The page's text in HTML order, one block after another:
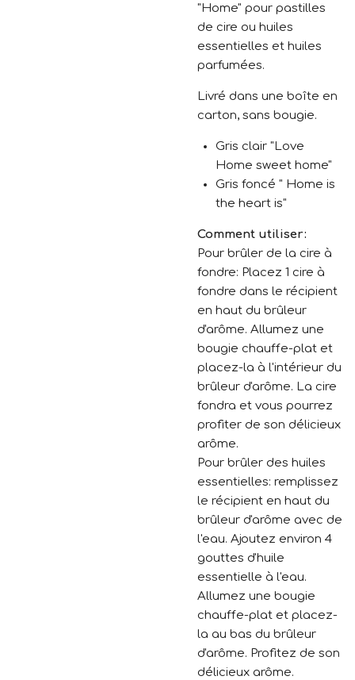
"Home" pour pastilles
de cire ou huiles
essentielles et huiles
parfumées.
Livré dans une boîte en
carton, sans bougie.
Gris clair "Love
Home sweet home"
Gris foncé " Home is
the heart is"
Comment utiliser:
Pour brûler de la cire à
fondre: Placez 1 cire à
fondre dans le récipient
en haut du brûleur
d'arôme. Allumez une
bougie chauffe-plat et
placez-la à l'intérieur du
brûleur d'arôme. La cire
fondra et vous pourrez
profiter de son délicieux
arôme.
Pour brûler des huiles
essentielles: remplissez
le récipient en haut du
brûleur d'arôme avec de
l'eau. Ajoutez environ 4
gouttes d'huile
essentielle à l'eau.
Allumez une bougie
chauffe-plat et placez-
la au bas du brûleur
d'arôme. Profitez de son
délicieux arôme.